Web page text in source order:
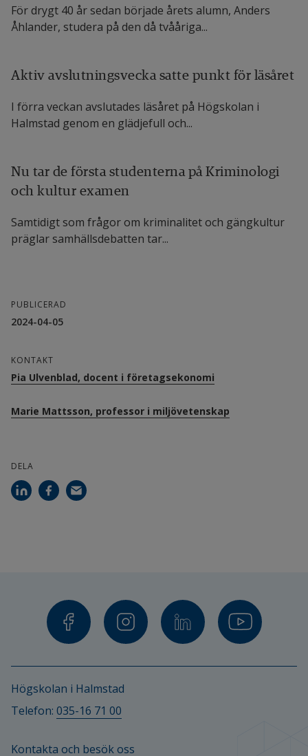
För drygt 40 år sedan började årets alumn, Anders
Åhlander, studera på den då tvååriga...
Aktiv avslutningsvecka satte punkt för läsåret
I förra veckan avslutades läsåret på Högskolan i
Halmstad genom en glädjefull och...
Nu tar de första studenterna på Kriminologi
och kultur examen
Samtidigt som frågor om kriminalitet och gängkultur
präglar samhälls­debatten tar...
PUBLICERAD
2024-04-05
KONTAKT
Pia Ulvenblad, docent i företagsekonomi
Marie Mattsson, professor i miljövetenskap
DELA
Högskolan i Halmstad
Telefon: 035-16 71 00
Kontakta och besök oss